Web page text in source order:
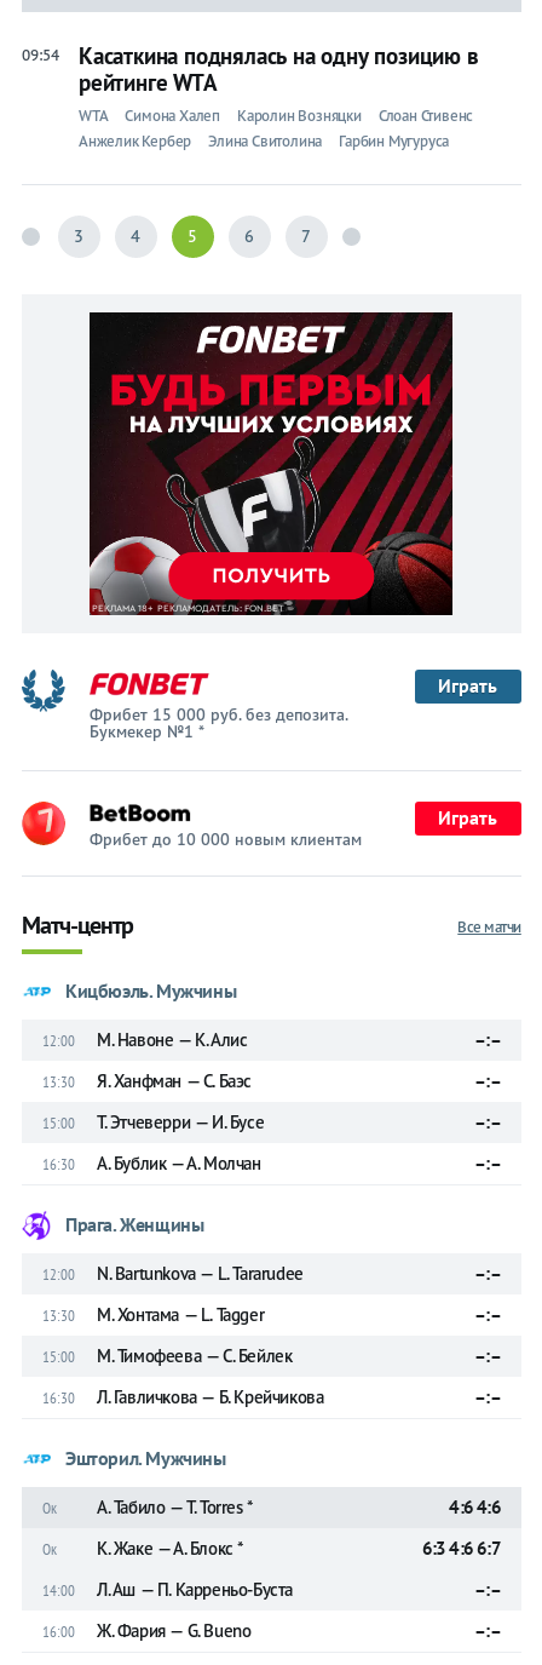
09:54
Касаткина поднялась на одну позицию в
рейтинге WTA
WTA Симона Халеп Каролин Возняцки
Слоан Стивенс
Анжелик Кербер
Элина Свитолина Гарбин Мугуруса
3 4 5 6 7
Фрибет 15 000 руб. без депозита.
Букмекер №1 *
Играть
Фрибет до 10 000 новым клиентам
Играть
Все матчи
Матч-центр
Кицбюэль. Мужчины
12:00 М. Навоне — К. Алис –:–
13:30 Я. Ханфман — С. Баэс –:–
15:00 Т. Этчеверри — И. Бусе –:–
16:30 А. Бублик — А. Молчан –:–
Прага. Женщины
12:00 N. Bartunkova — L. Tararudee –:–
13:30 М. Хонтама — L. Tagger –:–
15:00 М. Тимофеева — С. Бейлек –:–
16:30 Л. Гавличкова — Б. Крейчикова –:–
Эшторил. Мужчины
Ок А. Табило — T. Torres * 4:6 4:6
Ок К. Жаке — А. Блокс * 6:3 4:6 6:7
14:00 Л. Аш — П. Карреньо-Буста –:–
16:00 Ж. Фария — G. Bueno –:–